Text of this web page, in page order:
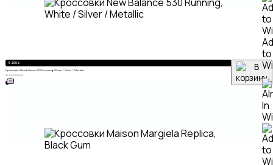
5 200₽
Кроссовки New Balance 530 Running, White / Silver / Metallic
39 40 41 42 43 4446
to
ХИТ